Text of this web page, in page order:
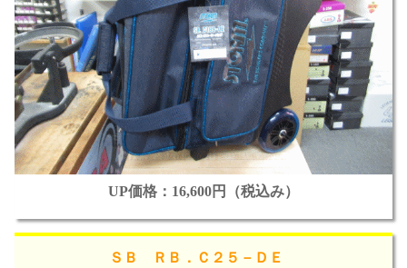
UP価格：16,600円（税込み）
ＳＢ ＲＢ．Ｃ２５－ＤＥ